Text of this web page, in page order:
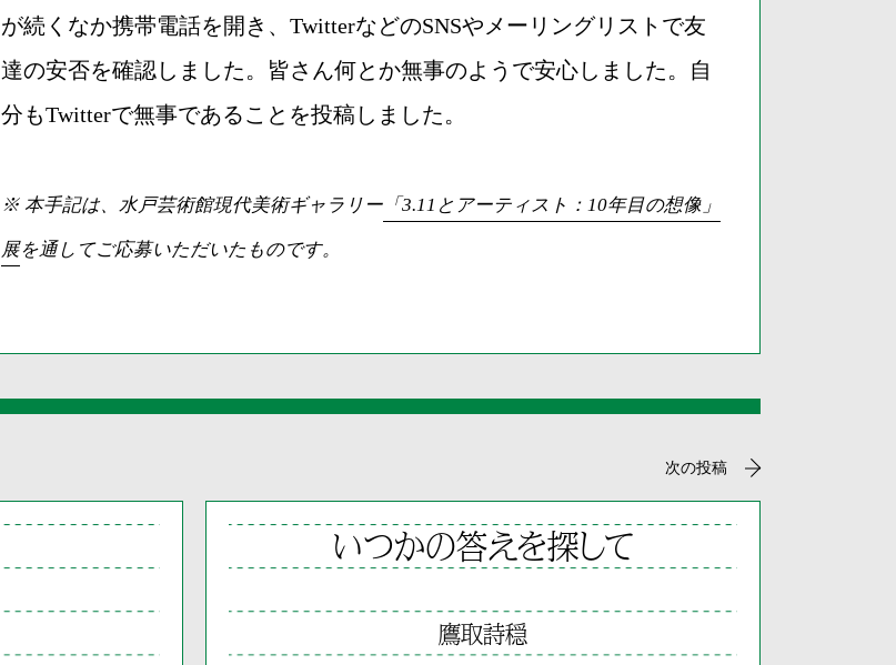
が続くなか携帯電話を開き、TwitterなどのSNSやメーリングリストで友
達の安否を確認しました。皆さん何とか無事のようで安心しました。自
分もTwitterで無事であることを投稿しました。
※ 本手記は、水戸芸術館現代美術ギャラリー 「3.11とアーティスト：10年目の想像」
展を通してご応募いただいたものです。
次の投稿
いつかの答えを探して
鷹取詩穏